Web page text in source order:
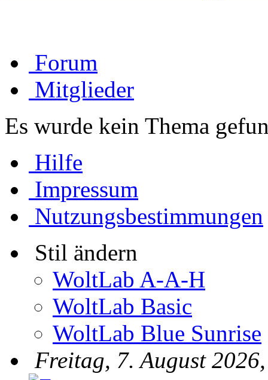
Forum
Mitglieder
Es wurde kein Thema
Hilfe
Impressum
Nutzungsbestimmungen
Stil ändern
WoltLab A-A-H
WoltLab Basic
WoltLab Blue Sunrise
Freitag, 7. August